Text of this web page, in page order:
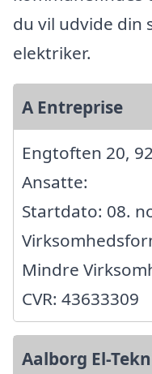
du vil udvide din
elektriker.
A Entreprise
Engtoften 20,
Ansatte:
Startdato: 08.
Mindre
CVR: 43633309
Aalborg El-